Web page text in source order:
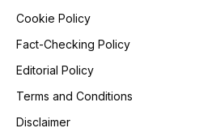
Cookie Policy
Fact-Checking Policy
Editorial Policy
Terms and Conditions
Disclaimer